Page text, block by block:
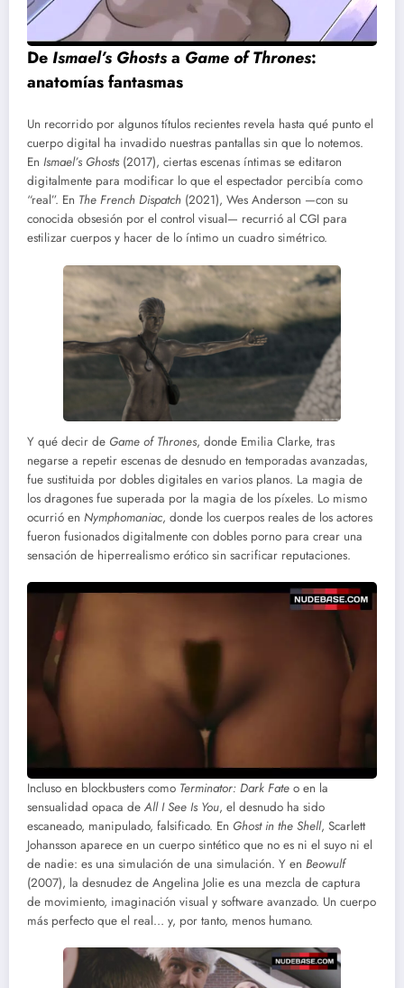
DeIsmael’s Ghostsa Game of Thrones:
anatomías fantasmas
Un recorrido por algunos títulos recientes revela hasta qué punto el
cuerpo digital ha invadido nuestras pantallas sin que lo notemos.
En Ismael’s Ghosts (2017), ciertas escenas íntimas se editaron
digitalmente para modificar lo que el espectador percibía como
“real”. En The French Dispatch (2021), Wes Anderson —con su
conocida obsesión por el control visual— recurrió al CGI para
estilizar cuerpos y hacer de lo íntimo un cuadro simétrico.
Y qué decir de Game of Thrones, donde Emilia Clarke, tras
negarse a repetir escenas de desnudo en temporadas avanzadas,
fue sustituida por dobles digitales en varios planos. La magia de
los dragones fue superada por la magia de los píxeles. Lo mismo
ocurrió en Nymphomaniac, donde los cuerpos reales de los actores
fueron fusionados digitalmente con dobles porno para crear una
sensación de hiperrealismo erótico sin sacrificar reputaciones.
Incluso en blockbusters como Terminator: Dark Fate o en la
sensualidad opaca de All I See Is You, el desnudo ha sido
escaneado, manipulado, falsificado. En Ghost in the Shell, Scarlett
Johansson aparece en un cuerpo sintético que no es ni el suyo ni el
de nadie: es una simulación de una simulación. Y en Beowulf
(2007), la desnudez de Angelina Jolie es una mezcla de captura
de movimiento, imaginación visual y software avanzado. Un cuerpo
más perfecto que el real… y, por tanto, menos humano.